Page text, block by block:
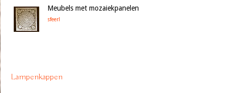
Meubels met mozaiekpanelen
sfeer!
Lampenkappen